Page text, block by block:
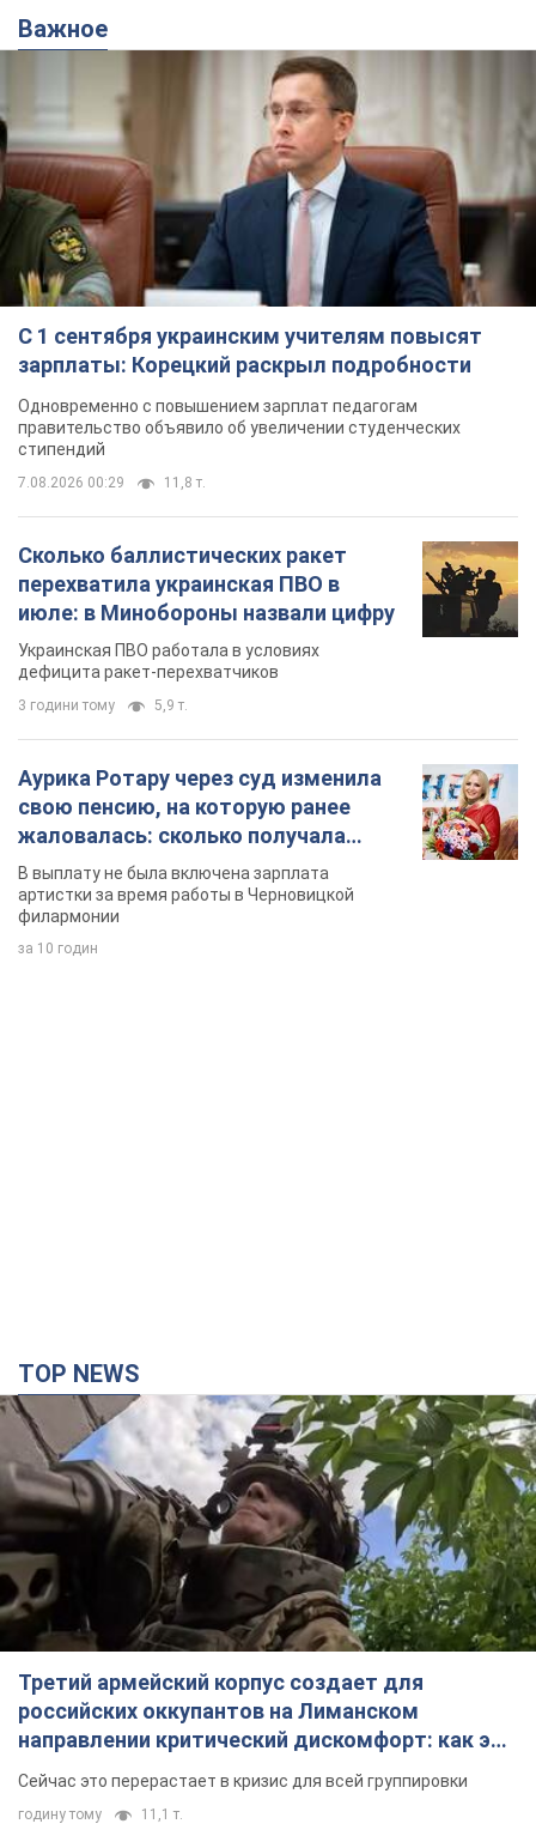
Важное
С 1 сентября украинским учителям повысят
зарплаты: Корецкий раскрыл подробности
Одновременно с повышением зарплат педагогам
правительство объявило об увеличении студенческих
стипендий
7.08.2026 00:29 11,8 т.
Сколько баллистических ракет
перехватила украинская ПВО в
июле: в Минобороны назвали цифру
Украинская ПВО работала в условиях
дефицита ракет-перехватчиков
3 години тому 5,9 т.
Аурика Ротару через суд изменила
свою пенсию, на которую ранее
жаловалась: сколько получала
певица
В выплату не была включена зарплата
артистки за время работы в Черновицкой
филармонии
за 10 годин
TOP NEWS
Третий армейский корпус создает для
российских оккупантов на Лиманском
направлении критический дискомфорт: как это
удалось
Сейчас это перерастает в кризис для всей группировки
годину тому 11,1 т.